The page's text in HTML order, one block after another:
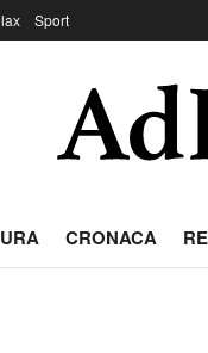
Sport
CRONACA